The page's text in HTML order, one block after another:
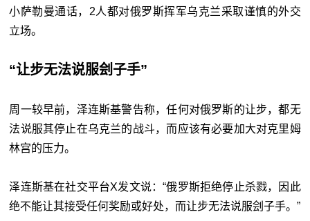
小萨勒曼通话，2人都对俄罗斯挥军乌克兰采取谨慎的外交
立场。
“让步无法说服刽子手”
周一较早前，泽连斯基警告称，任何对俄罗斯的让步，都无
法说服其停止在乌克兰的战斗，而应该有必要加大对克里姆
林宫的压力。
泽连斯基在社交平台X发文说：“俄罗斯拒绝停止杀戮，因此
绝不能让其接受任何奖励或好处，而让步无法说服刽子手。”